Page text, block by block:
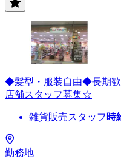
◆髪型・服装自由◆長期
店舗スタッフ募集☆
雑貨販売スタッフ 時
勤務地